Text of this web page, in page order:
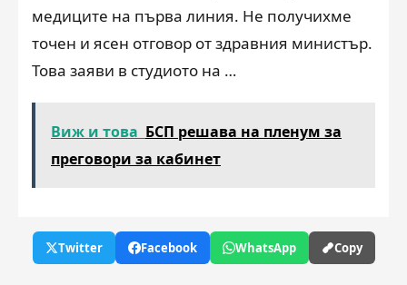
медиците на първа линия. Не получихме
точен и ясен отговор от здравния министър.
Това заяви в студиото на …
Виж и това БСП решава на пленум за
преговори за кабинет
Twitter Facebook WhatsApp Copy